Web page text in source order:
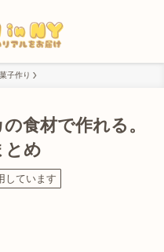
子作り
食材で作れる。
とめ
しています